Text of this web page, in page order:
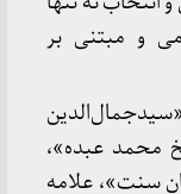
و مبتنی بر
محمد عبده»،
سنت»، علامه